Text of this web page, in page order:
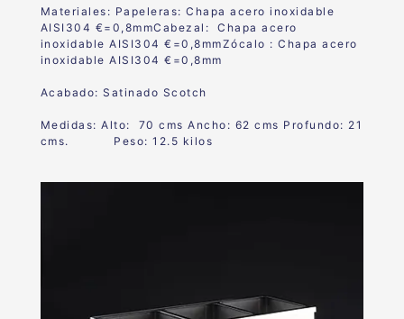
Materiales: Papeleras: Chapa acero inoxidable
AISI304 €=0,8mmCabezal: Chapa acero
inoxidable AISI304 €=0,8mmZócalo : Chapa acero
inoxidable AISI304 €=0,8mm
Acabado:Satinado Scotch
Medidas: Alto: 70 cms Ancho: 62 cms Profundo: 21
cms. Peso: 12.5 kilos